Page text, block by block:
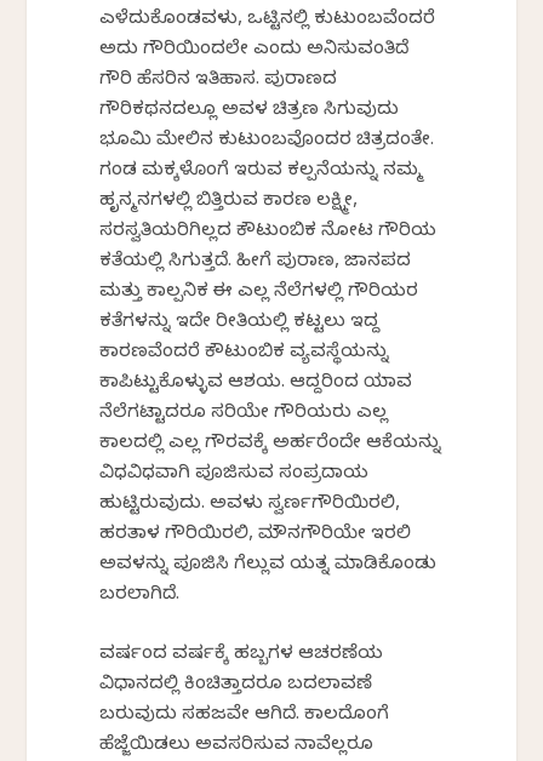
ಎಳೆದುಕೊಂಡವಳು, ಒಟ್ಟಿನಲ್ಲಿ ಕುಟುಂಬವೆಂದರೆ
ಅದು ಗೌರಿಯಿಂದಲೇ ಎಂದು ಅನಿಸುವಂತಿದೆ
ಗೌರಿ ಹೆಸರಿನ ಇತಿಹಾಸ. ಪುರಾಣದ
ಗೌರಿಕಥನದಲ್ಲೂ ಅವಳ ಚಿತ್ರಣ ಸಿಗುವುದು
ಭೂಮಿ ಮೇಲಿನ ಕುಟುಂಬವೊಂದರ ಚಿತ್ರದಂತೇ.
ಗಂಡ ಮಕ್ಕಳೊಂದಿಗೆ ಇರುವ ಕಲ್ಪನೆಯನ್ನು ನಮ್ಮ
ಹೃನ್ಮನಗಳಲ್ಲಿ ಬಿತ್ತಿರುವ ಕಾರಣ ಲಕ್ಷ್ಮೀ,
ಸರಸ್ವತಿಯರಿಗಿಲ್ಲದ ಕೌಟುಂಬಿಕ ನೋಟ ಗೌರಿಯ
ಕತೆಯಲ್ಲಿ ಸಿಗುತ್ತದೆ. ಹೀಗೆ ಪುರಾಣ, ಜಾನಪದ
ಮತ್ತು ಕಾಲ್ಪನಿಕ ಈ ಎಲ್ಲ ನೆಲೆಗಳಲ್ಲಿ ಗೌರಿಯರ
ಕತೆಗಳನ್ನು ಇದೇ ರೀತಿಯಲ್ಲಿ ಕಟ್ಟಲು ಇದ್ದ
ಕಾರಣವೆಂದರೆ ಕೌಟುಂಬಿಕ ವ್ಯವಸ್ಥೆಯನ್ನು
ಕಾಪಿಟ್ಟುಕೊಳ್ಳುವ ಆಶಯ. ಆದ್ದರಿಂದ ಯಾವ
ನೆಲೆಗಟ್ಟಾದರೂ ಸರಿಯೇ ಗೌರಿಯರು ಎಲ್ಲ
ಕಾಲದಲ್ಲಿ ಎಲ್ಲ ಗೌರವಕ್ಕೆ ಅರ್ಹರೆಂದೇ ಆಕೆಯನ್ನು
ವಿಧವಿಧವಾಗಿ ಪೂಜಿಸುವ ಸಂಪ್ರದಾಯ
ಹುಟ್ಟಿರುವುದು. ಅವಳು ಸ್ವರ್ಣಗೌರಿಯಿರಲಿ,
ಹರತಾಳ ಗೌರಿಯಿರಲಿ, ಮೌನಗೌರಿಯೇ ಇರಲಿ
ಅವಳನ್ನು ಪೂಜಿಸಿ ಗೆಲ್ಲುವ ಯತ್ನ ಮಾಡಿಕೊಂಡು
ಬರಲಾಗಿದೆ.
ವರ್ಷದಿಂದ ವರ್ಷಕ್ಕೆ ಹಬ್ಬಗಳ ಆಚರಣೆಯ
ವಿಧಾನದಲ್ಲಿ ಕಿಂಚಿತ್ತಾದರೂ ಬದಲಾವಣೆ
ಬರುವುದು ಸಹಜವೇ ಆಗಿದೆ. ಕಾಲದೊಂದಿಗೆ
ಹೆಜ್ಜೆಯಿಡಲು ಅವಸರಿಸುವ ನಾವೆಲ್ಲರೂ